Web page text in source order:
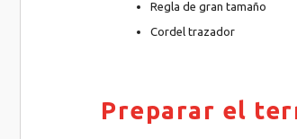
Regla de gran tamaño
Cordel trazador
Preparar el